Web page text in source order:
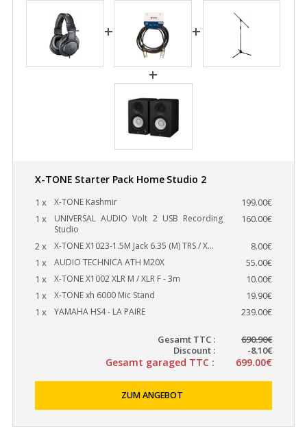
X-TONE Starter Pack Home Studio 2
1 x X-TONE Kashmir
199.00€
1 x
UNIVERSAL AUDIO Volt 2 USB Recording
Studio
160.00€
2 x X-TONE X1023-1.5M Jack 6.35 (M) TRS / X...
8.00€
1 x
AUDIO TECHNICA ATH M20X
55.00€
1 x
X-TONE X1002 XLR M / XLR F - 3m
10.00€
1 x
X-TONE xh 6000 Mic Stand
19.90€
1 x
YAMAHA HS4 - LA PAIRE 239.00€
Gesamt TTC :
690.90€
Discount :
-8.10€
Gesamt garaged TTC : 699.00€
ZUM ANGEBOT